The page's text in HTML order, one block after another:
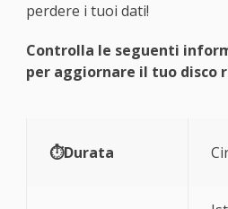
perdere i tuoi dati!
Controlla le seguenti
per aggiornare il tuo disco
⏱️Durata